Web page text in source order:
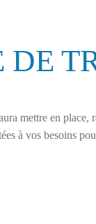
DE
mettre en place,
à vos besoins